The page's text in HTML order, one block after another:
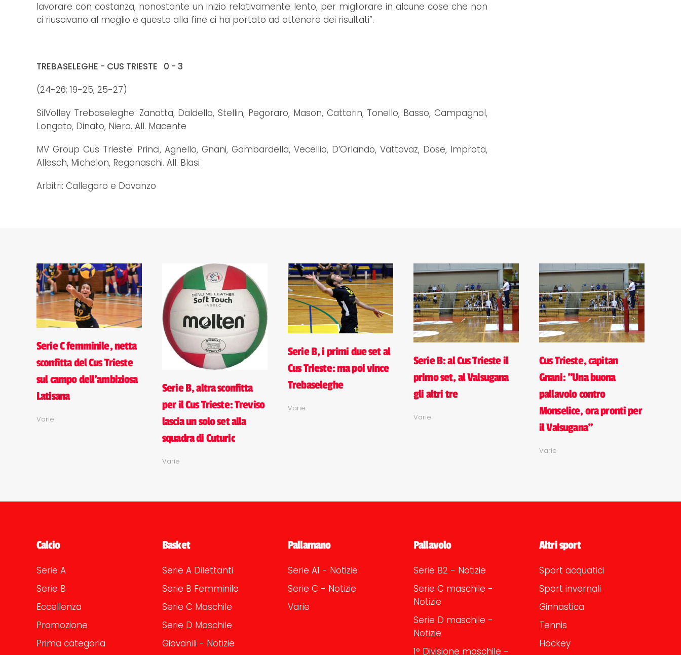
lavorare con costanza, nonostante un inizio relativamente lento, per migliorare in alcune cose che non
ci riuscivano al meglio e questo alla fine ci ha portato ad ottenere dei risultati”.
TREBASELEGHE - CUS TRIESTE 0 - 3
(24-26; 19-25; 25-27)
SilVolley Trebaseleghe: Zanatta, Daldello, Stellin, Pegoraro, Mason, Cattarin, Tonello, Basso, Campagnol,
Longato, Dinato, Niero. All. Macente
MV Group Cus Trieste: Princi, Agnello, Gnani, Gambardella, Vecellio, D’Orlando, Vattovaz, Dose, Improta,
Allesch, Michelon, Regonaschi. All. Blasi
Arbitri: Callegaro e Davanzo
Serie C femminile, netta
sconfitta del Cus Trieste
sul campo dell'ambiziosa
Latisana
Varie
Serie B, altra sconfitta
per il Cus Trieste: Treviso
lascia un solo set alla
squadra di Cuturic
Varie
Serie B, i primi due set al
Cus Trieste: ma poi vince
Trebaseleghe
Varie
Serie B: al Cus Trieste il
primo set, al Valsugana
gli altri tre
Varie
Cus Trieste, capitan
Gnani: "Una buona
pallavolo contro
Monselice, ora pronti per
il Valsugana"
Varie
Calcio
Serie A
Serie B
Eccellenza
Promozione
Prima categoria
Basket
Serie A Dilettanti
Serie B Femminile
Serie C Maschile
Serie D Maschile
Giovanili - Notizie
Pallamano
Serie A1 - Notizie
Serie C - Notizie
Varie
Pallavolo
Serie B2 - Notizie
Serie C maschile -
Notizie
Serie D maschile -
Notizie
1° Divisione maschile -
Altri sport
Sport acquatici
Sport invernali
Ginnastica
Tennis
Hockey